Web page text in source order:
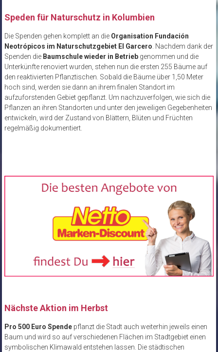
Speden für Naturschutz in Kolumbien
Die Spenden gehen komplett an die Organisation Fundación
Neotrópicos im Naturschutzgebiet El Garcero . Nachdem dank der
Spenden die Baumschule wieder in Betriebgenommen und die
Unterkünfte renoviert wurden, stehen nun die ersten 255 Bäume auf
den reaktivierten Pflanztischen. Sobald die Bäume über 1,50 Meter
hoch sind, werden sie dann an ihrem finalen Standort im
aufzuforstenden Gebiet gepflanzt. Um nachzuverfolgen, wie sich die
Pflanzen an ihren Standorten und unter den jeweiligen Gegebenheiten
entwickeln, wird der Zustand von Blättern, Blüten und Früchten
regelmäßig dokumentiert.
Nächste Aktion im Herbst
Pro 500 Euro Spendepflanzt die Stadt auch weiterhin jeweils einen
Baum und wird so auf verschiedenen Flächen im Stadtgebiet einen
symbolischen Klimawald entstehen lassen. Die städtischen